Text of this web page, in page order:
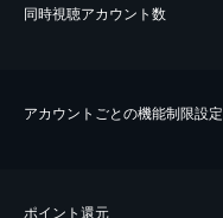
同時視聴アカウント数
アカウントごとの機能制限設定
ポイント還元